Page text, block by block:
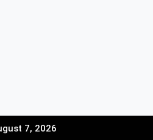
7, 2026